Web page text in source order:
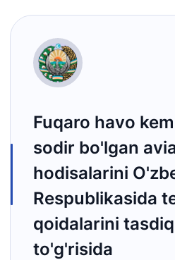
Fuqaro havo
sodir bo'lgan
hodisalarini
Respublikasida
qoidalarini
to'g'risida